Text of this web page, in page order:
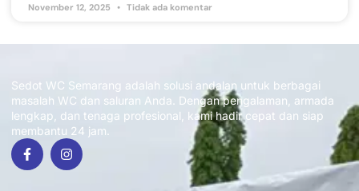
November 12, 2025 Tidak ada komentar
Sedot WC Semarang adalah solusi andalan untuk berbagai
masalah WC dan saluran Anda. Dengan pengalaman, armada
lengkap, dan tenaga profesional, kami hadir cepat dan siap
membantu 24 jam.